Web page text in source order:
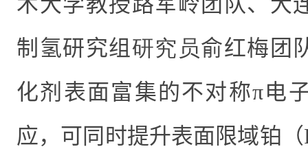
制氢研究组 研究员俞红梅团
化剂表面富集的不对称π电
应，可同时提升表面限域铂（